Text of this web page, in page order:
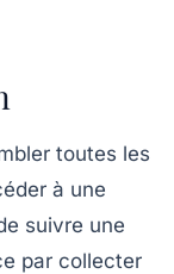
toutes les
à une
suivre une
par collecter